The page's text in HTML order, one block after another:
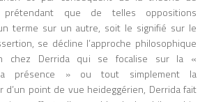
prétendant que de telles oppositions
terme sur un autre, soit le signifié sur le
se décline l’approche philosophique
chez Derrida qui se focalise sur la «
présence » ou tout simplement la
d’un point de vue heideggérien, Derrida fait
de la pensée linéaire et séquentielle,
l’individualisme, la standardisation des
connaissances et la diffusion rapide de
l’information. Elle a également contribué à
l’essor des nations modernes en
permettant une uniformisation des